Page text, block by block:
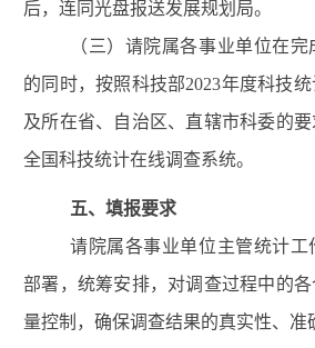
后，连同光盘报送发展规划 局。
（三）请院属各事业单位在
的同时，按照科技部2023年度科技统
及所在省、自治区、直辖市科委的
全国科技统计在线调查系统。
五、填报要求
请 院属各事业单位主管统计工
部署，统筹安排，对调查过程中的
量控制，确保调查结果的真实性、准